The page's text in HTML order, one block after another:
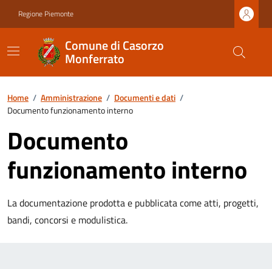
Regione Piemonte
Comune di Casorzo
Monferrato
Home / Amministrazione / Documenti e dati /
Documento funzionamento interno
Documento
funzionamento interno
La documentazione prodotta e pubblicata come atti, progetti,
bandi, concorsi e modulistica.